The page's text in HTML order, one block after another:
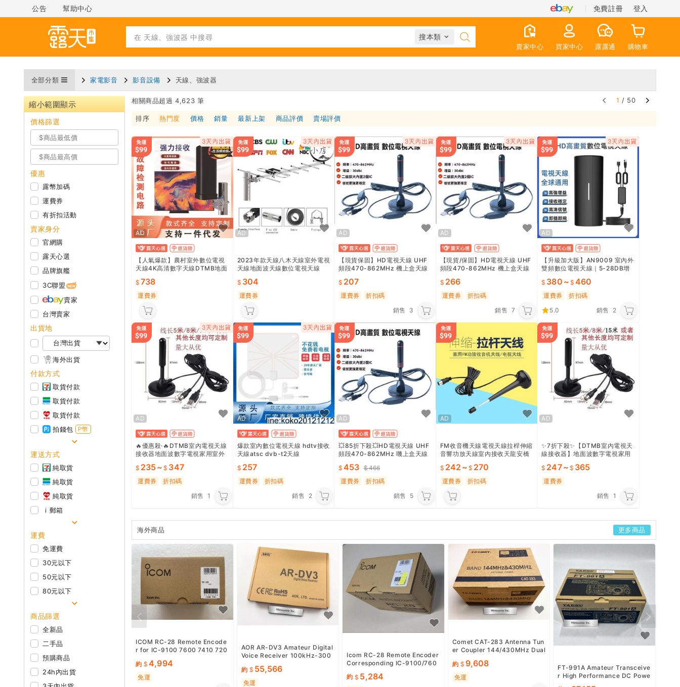
公告 幫助中心 免費註冊 登入
賣家中心 買家中心 露露通 購物車
全部分類 家電影音 影音設備 天線、強波器
縮小範圍顯示
價格篩選
優惠
露幣加碼
運費券
有折扣活動
賣家身分
官網購
露天心選
品牌旗艦
3C聯盟
賣家
台灣賣家
出貨地
海外出貨
付款方式
取貨付款
取貨付款
取貨付款
拍錢包
P幣
運送方式
純取貨
純取貨
純取貨
ｉ郵箱
運費
免運費
30元以下
50元以下
80元以下
商品篩選
全新品
二手品
預購商品
24h內出貨
相關商品超過 4,623 筆 1 / 50
排序 熱門度 價格 銷量 最新上架 商品評價 賣場評價
AD
【人氣爆款】農村室外數位電視
天線4K高清數字天線DTMB地面
738
運費券
AD
2023年款天線八木天線室外電視
天線地面波天線數位電視天線
304
運費券
AD
【現貨保固】HD電視天線 UHF
頻段470-862MHz 機上盒天線
件207
運費券
折扣碼
銷售
3
AD
【現貨/保固】HD電視天線 UHF
頻段470-862MHz 機上盒天線
件266
運費券
折扣碼
銷售 7
AD
【升級加大版】AN9009 室內外
雙頻數位電視天線｜5-28DB增
S防護抗候
380 ~ 460
運費券
折扣碼
5.0
銷售 2
AD
🔥優惠殺·🔥DTMB室內電視天線
接收器地面波數字電視家用室外
235~ 347
運費券
折扣碼
銷售
1
AD
爆款室內數位電視天線 hdtv接收
天線atsc dvb-t2天線
257
運費券
折扣碼
銷售
2
AD
💥85折下殺💥HD電視天線 UHF
頻段470-862MHz 嘰上盒天線
件453
466
運費券
折扣碼
銷售
5
AD
FM收音機天線電視天線拉桿伸縮
音響功放天線室內接收天龍安橋
242 ~ 270
運費券 折扣碼
AD
✨7折下殺✨【DTMB室內電視天
線接收器】地面波數字電視家用
247~ 365
運費券
銷售
1
海外商品 更多商品
ICOM RC-28 Remote Encode
r for IC-9100 7600 7410 720
約 4,994
免運
AOR AR-DV3 Amateur Digital
Voice Receiver 100kHz-300
約 55,566
免運
Icom RC-28 Remote Encoder
Corresponding IC-9100/760
約 5,284
Comet CAT-283 Antenna Tun
er Coupler 144/430MHz Dual
約 9,608
免運
FT-991A Amateur Transceive
r High Performance DC Powe